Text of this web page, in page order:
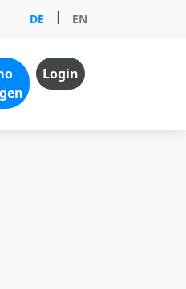
DE | EN
Login